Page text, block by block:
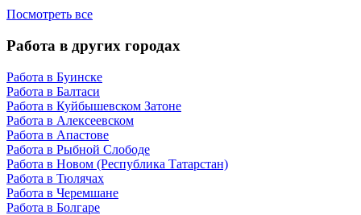
Посмотреть все
Работа в других городах
Работа в Буинске
Работа в Балтаси
Работа в Куйбышевском Затоне
Работа в Алексеевском
Работа в Апастове
Работа в Рыбной Слободе
Работа в Новом (Республика Татарстан)
Работа в Тюлячах
Работа в Черемшане
Работа в Болгаре